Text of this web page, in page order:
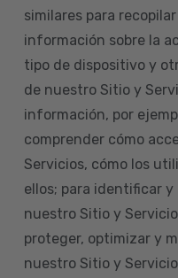
similares para
información sobre la
tipo de dispositivo y
de nuestro Sitio y
información, por
comprender cómo
Servicios, cómo los
ellos; para identificar
nuestro Sitio y
proteger, optimizar y
nuestro Sitio y